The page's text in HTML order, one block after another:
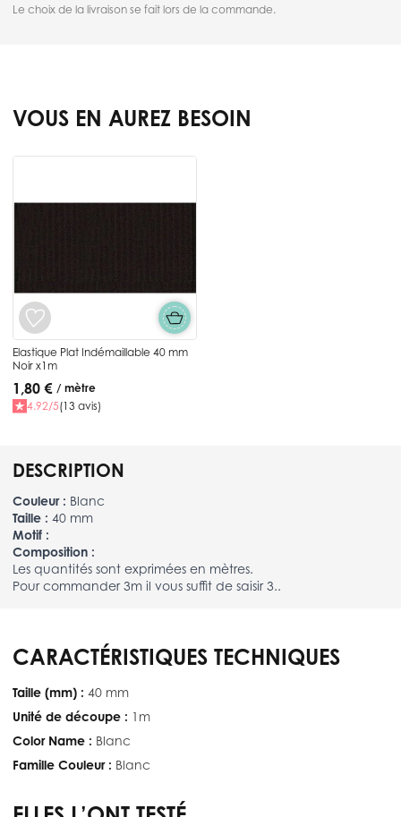
Le choix de la livraison se fait lors de la commande.
DESCRIPTION
Couleur : Blanc
Taille : 40 mm
Motif :
Composition :
Les quantités sont exprimées en mètres.
Pour commander 3m il vous suffit de saisir 3..
VOUS EN AUREZ BESOIN
Press to skip carousel
Elastique Plat Indémaillable 40 mm
Noir x1m
1,80 € / mètre
4.92/5(13 avis)
CARACTÉRISTIQUES TECHNIQUES
Taille (mm) : 40 mm
Unité de découpe : 1m
Color Name : Blanc
Famille Couleur : Blanc